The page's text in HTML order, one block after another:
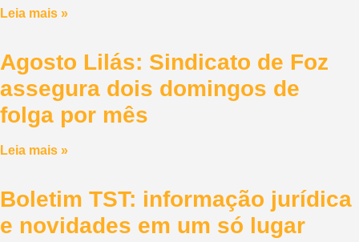
Leia mais »
Agosto Lilás: Sindicato de Foz
assegura dois domingos de
folga por mês
Leia mais »
Boletim TST: informação jurídica
e novidades em um só lugar